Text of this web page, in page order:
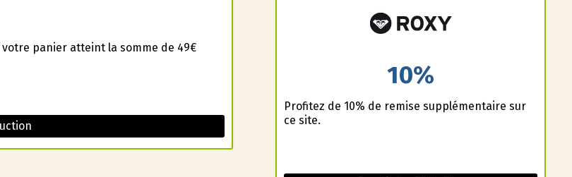
panier atteint la somme de 49€
10%
Profitez de 10% de remise supplémentaire sur
ce site.